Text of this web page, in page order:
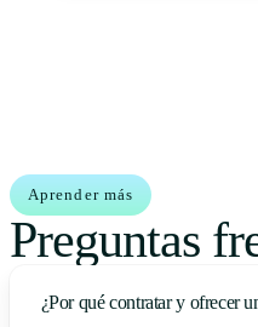
Aprender más
Preguntas
¿Por qué contratar y ofrecer